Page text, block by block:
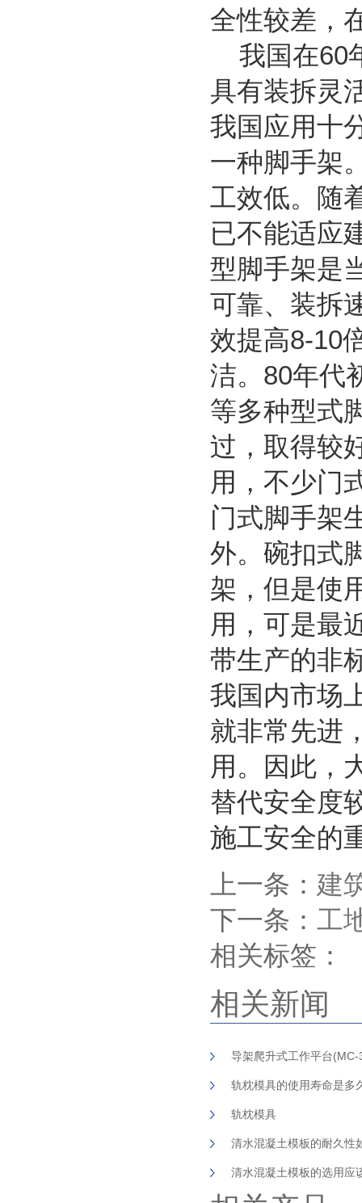
全性较差，
我国在60
具有装拆灵
我国应用十
一种脚手架
工效低。随
已不能适应
型脚手架是
可靠、装拆
效提高8-10
洁。80年代
等多种型式
过，取得较
用，不少门
门式脚手架
外。碗扣式
架，但是使
用，可是最
带生产的非
我国内市场
就非常先进
用。因此，
替代安全度
施工安全的
上一条： 建
下一条： 工
相关标签：
相关新闻
导架爬升式工作平台
轨枕模具的使用寿命是多
轨枕模具
清水混凝土模板的耐久性
清水混凝土模板的选用应